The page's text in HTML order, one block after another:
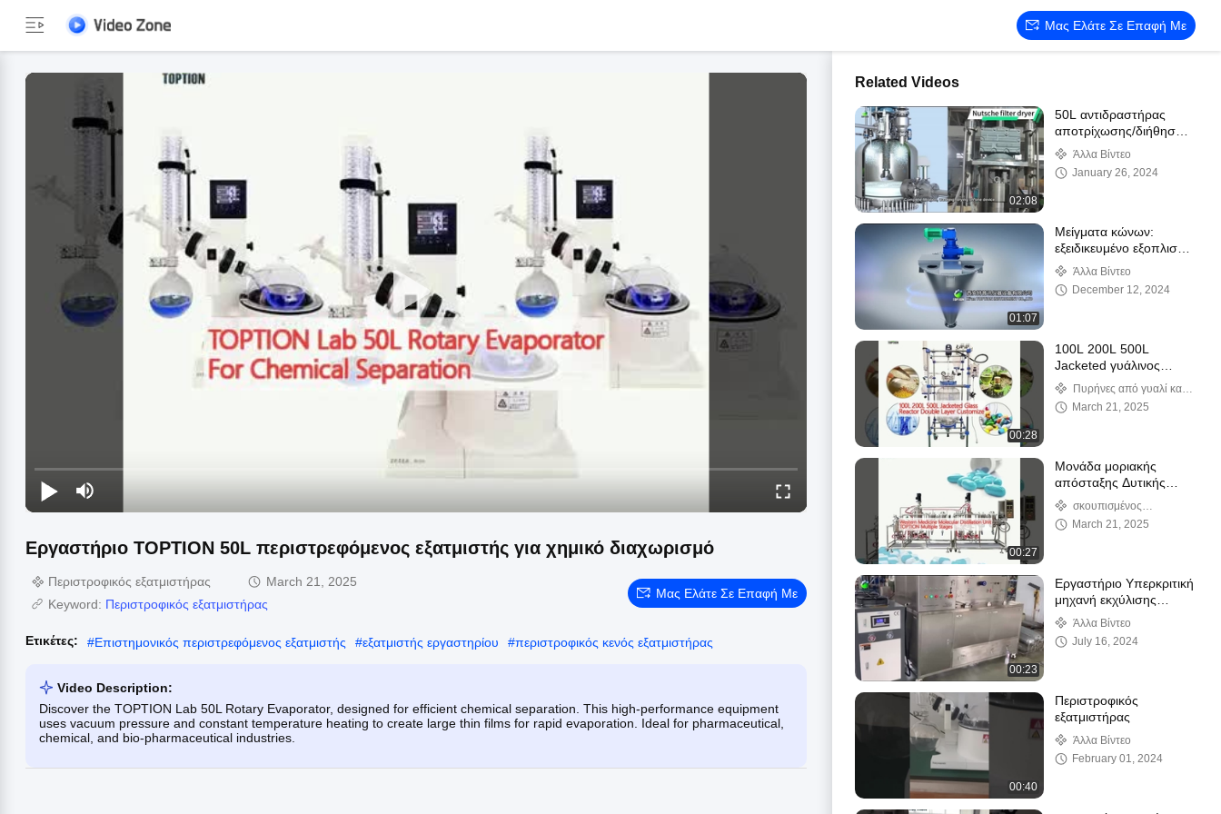
Μας Ελάτε Σε Επαφή Με
Εργαστήριο TOPTION 50L περιστρεφόμενος εξατμιστής για χημικό διαχωρισμό
Περιστροφικός εξατμιστήρας
March 21, 2025
Keyword: Περιστροφικός εξατμιστήρας
Μας Ελάτε Σε Επαφή Με
Ετικέτες: #Επιστημονικός περιστρεφόμενος εξατμιστής #εξατμιστής εργαστηρίου #περιστροφικός κενός εξατμιστήρας
Video Description:
Discover the TOPTION Lab 50L Rotary Evaporator, designed for efficient chemical separation. This high-performance equipment
uses vacuum pressure and constant temperature heating to create large thin films for rapid evaporation. Ideal for pharmaceutical,
chemical, and bio-pharmaceutical industries.
Related Videos
02:08
50L αντιδραστήρας
αποτρίχωσης/διήθηση/
ξηραστήρα από
ανοξείδωτο χάλυβα
Άλλα Βίντεο
January 26, 2024
01:07
Μείγματα κώνων:
εξειδικευμένο εξοπλισμό
για αποτελεσματική
ανάμειξη
Άλλα Βίντεο
December 12, 2024
00:28
100L 200L 500L
Jacketed γυάλινος
αντιδραστήρας διπλό
στρώμα Προσαρμογή
Πυρήνες από γυαλί και
ανοξείδωτο χάλυβα
March 21, 2025
00:27
Μονάδα μοριακής
απόσταξης Δυτικής
Ιατρικής
σκουπισμένος
εξατμιστήρας ταινιών
March 21, 2025
00:23
Εργαστήριο Υπερκριτική
μηχανή εκχύλισης
υγρών 1000L
Άλλα Βίντεο
July 16, 2024
00:40
Περιστροφικός
εξατμιστήρας
Άλλα Βίντεο
February 01, 2024